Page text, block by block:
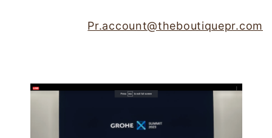
Pr.account@theboutiquepr.com